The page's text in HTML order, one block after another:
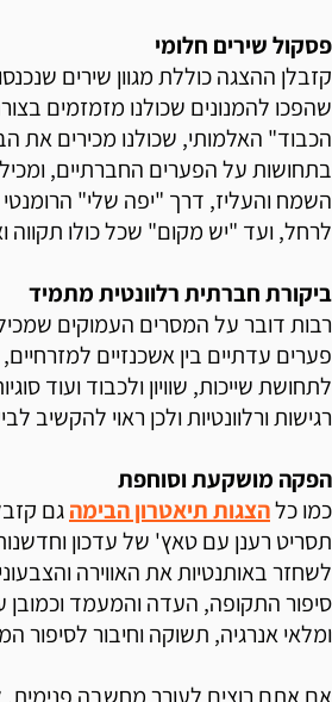
פסקול שירים חלומי
קזבלן ההצגה כוללת מגוון שירים
שהפכו להמנונים שכולנו מזמזמים
הכבוד" האלמותי, שכולנו מכירים את
בתחושות על הפערים החברתיים, ומכיל
השמח והעליז, דרך "יפה שלי"
לרחל, ועד "יש מקום" שכל כולו תקווה
ביקורת חברתית רלוונטית מתמיד
רבות דובר על המסרים העמוקים שמכיל
פערים עדתיים בין אשכנזיים
לתחושת שייכות, שוויון ולכבוד ועוד
רגישות ורלוונטיות ולכן ראוי
הפקה מושקעת וסוחפת
כמו כלהצגות תיאטרון הבימהגם
תסריט רענן עם טאץ' של עדכון
סיפור התקופה, העדה והמעמד וכמובן
ומלאי אנרגיה, תשוקה וחיבור לסיפור